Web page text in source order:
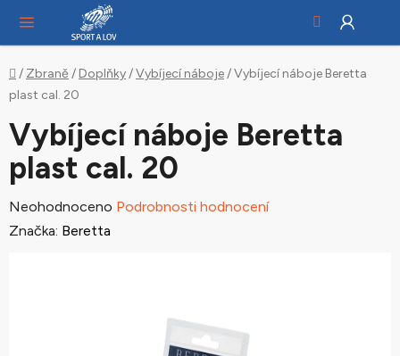
obsah
Domů
/ Zbraně / Doplňky/Vybíjecí náboje/Vybíjecí náboje Beretta
plast cal. 20
Vybíjecí náboje Beretta
plast cal. 20
Průměrné
hodnocení
Neohodnoceno Podrobnosti hodnocení
Značka: Beretta